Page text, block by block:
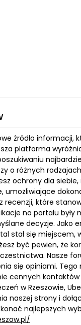
źródło
platforma
o różnych
ochrony dla
recenzji, które
na portalu
decyzje.
stał się
być pewien, że
Nasze
się opiniami.
cennych
w Rzeszowie,
naszej strony i
najlepszych